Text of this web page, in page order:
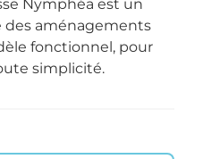
Nymphéa est un
aménagements
fonctionnel, pour
simplicité.